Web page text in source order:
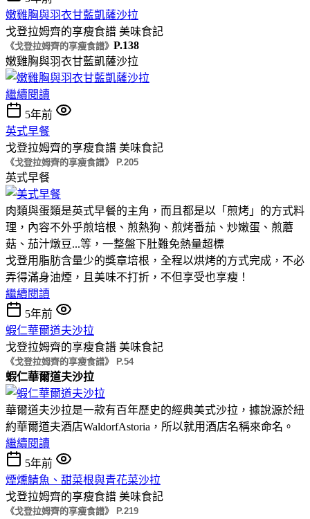
嫩雞胸與羽衣甘藍凱薩沙拉
戈登拉姆齊的享瘦食譜 美味食記
《戈登拉姆齊的享瘦食譜》 P.138
嫩雞胸與羽衣甘藍凱薩沙拉
繼續閱讀
5年前
英式早餐
戈登拉姆齊的享瘦食譜 美味食記
《戈登拉姆齊的享瘦食譜》 P.205
英式早餐
肉類與蛋類是英式早餐的主角，而且都是以「煎烤」的方式料
理，內容不外乎煎培根、煎熱狗、煎烤番茄、炒嫩蛋、煎蘑
菇、茄汁燉豆...等，一整盤下肚難免熱量超標
戈登用脂肪含量少的獎章培根，全程以烘烤的方式完成，不必
弄得滿身油煙，且美味不打折，不但享受也享瘦！
繼續閱讀
5年前
蝦仁華爾道夫沙拉
戈登拉姆齊的享瘦食譜 美味食記
《戈登拉姆齊的享瘦食譜》 P.54
蝦仁華爾道夫沙拉
華爾道夫沙拉是一款有百年歷史的經典美式沙拉，據說源於紐
約華爾道夫酒店WaldorfAstoria，所以就用酒店名稱來命名。
繼續閱讀
5年前
煙燻鯖魚、甜菜根與青花菜沙拉
戈登拉姆齊的享瘦食譜 美味食記
《戈登拉姆齊的享瘦食譜》 P.219